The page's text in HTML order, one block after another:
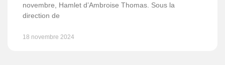
novembre, Hamlet d’Ambroise Thomas. Sous la
direction de
18 novembre 2024